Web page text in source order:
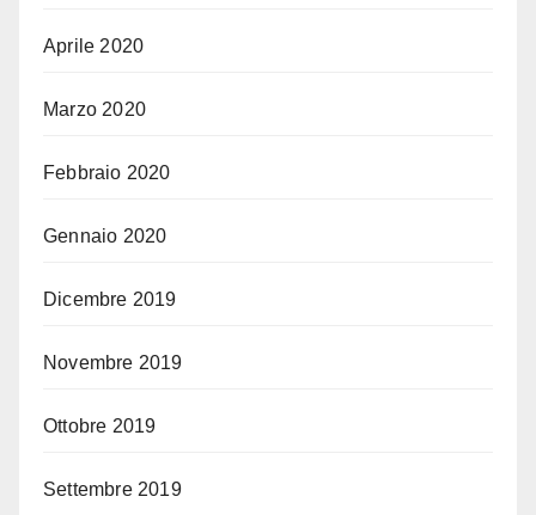
Aprile 2020
Marzo 2020
Febbraio 2020
Gennaio 2020
Dicembre 2019
Novembre 2019
Ottobre 2019
Settembre 2019